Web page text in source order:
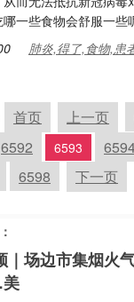
一些食物会舒服一些
肺炎,得了,食物,患
首页 上一页
6592 6593
6598 下一页
｜场边市集烟火